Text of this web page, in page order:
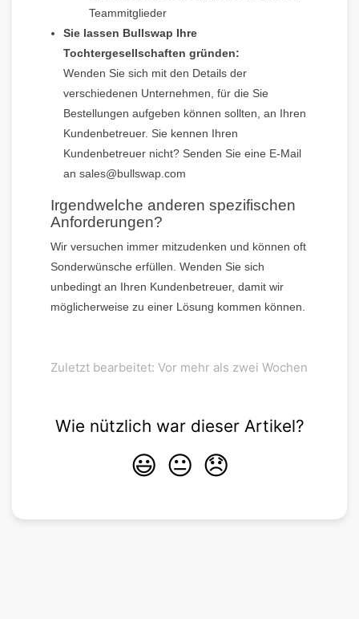
Teammitglieder
Sie lassen Bullswap Ihre
Tochtergesellschaften gründen:
Wenden Sie sich mit den Details der
verschiedenen Unternehmen, für die Sie
Bestellungen aufgeben können sollten, an Ihren
Kundenbetreuer. Sie kennen Ihren
Kundenbetreuer nicht? Senden Sie eine E-Mail
an sales@bullswap.com
Irgendwelche anderen spezifischen
Anforderungen?
Wir versuchen immer mitzudenken und können oft
Sonderwünsche erfüllen. Wenden Sie sich
unbedingt an Ihren Kundenbetreuer, damit wir
möglicherweise zu einer Lösung kommen können.
Zuletzt bearbeitet: Vor mehr als zwei Wochen
Wie nützlich war dieser Artikel?
😃 😐 😞